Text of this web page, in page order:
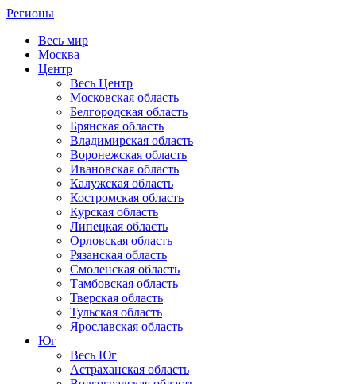
Регионы
Весь мир
Москва
Центр
Весь Центр
Московская область
Белгородская область
Брянская область
Владимирская область
Воронежская область
Ивановская область
Калужская область
Костромская область
Курская область
Липецкая область
Орловская область
Рязанская область
Смоленская область
Тамбовская область
Тверская область
Тульская область
Ярославская область
Юг
Весь Юг
Астраханская область